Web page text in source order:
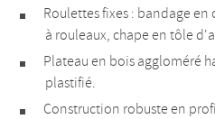
Roulettes fixes : bandage
à rouleaux, chape en tôle
Plateau en bois aggloméré
plastifié.
Construction robuste en